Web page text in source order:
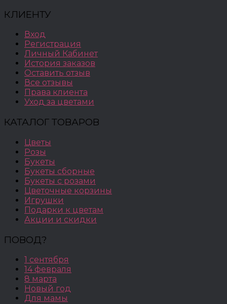
КЛИЕНТУ
Вход
Регистрация
Личный Кабинет
История заказов
Оставить отзыв
Все отзывы
Права клиента
Уход за цветами
КАТАЛОГ ТОВАРОВ
Цветы
Розы
Букеты
Букеты сборные
Букеты с розами
Цветочные корзины
Игрушки
Подарки к цветам
Акции и скидки
ПОВОД?
1 сентября
14 февраля
8 марта
Новый год
Для мамы